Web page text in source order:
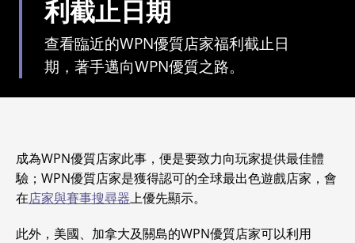
利截止日期
查看臨近的WPN優質店家福利截止日
期，著手邁向WPN優質之路。
成為WPN優質店家此事，便是要致力向玩家提供最佳體
驗；WPN優質店家是獲得認可的全球最出色遊戲店家，會
在店家與賽事搜尋器上優先顯示。
此外，美國、加拿大及關島的WPN優質店家可以利用